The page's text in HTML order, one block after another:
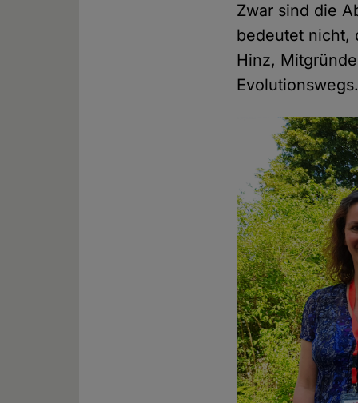
Zwar sind die
bedeutet nicht,
Hinz,
Evolutionswegs.